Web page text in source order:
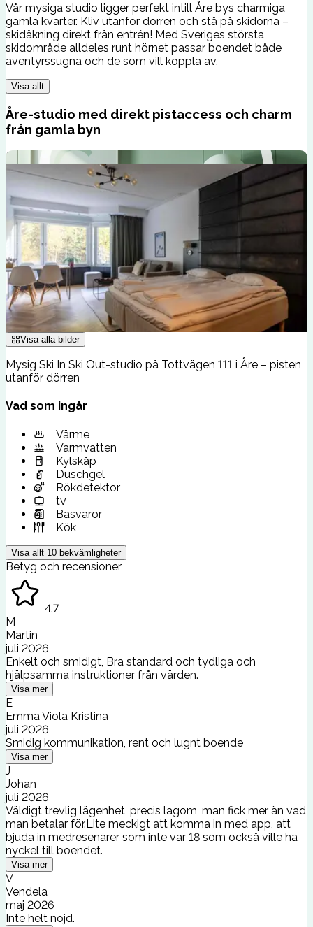
Vår mysiga studio ligger perfekt intill Åre bys charmiga
gamla kvarter. Kliv utanför dörren och stå på skidorna –
skidåkning direkt från entrén! Med Sveriges största
skidområde alldeles runt hörnet passar boendet både
äventyrssugna och de som vill koppla av.
Visa allt
Åre-studio med direkt pistaccess och charm
från gamla byn
Visa alla bilder
Mysig Ski In Ski Out-studio på Tottvägen 111 i Åre – pisten
utanför dörren
Vad som ingår
Värme
Varmvatten
Kylskåp
Duschgel
Rökdetektor
tv
Basvaror
Kök
Visa allt 10 bekvämligheter
Betyg och recensioner
4.7
M
Martin
juli 2026
Enkelt och smidigt, Bra standard och tydliga och
hjälpsamma instruktioner från värden.
Visa mer
E
Emma Viola Kristina
juli 2026
Smidig kommunikation, rent och lugnt boende
Visa mer
J
Johan
juli 2026
Väldigt trevlig lägenhet, precis lagom, man fick mer än vad
man betalar för.Lite meckigt att komma in med app, att
bjuda in medresenärer som inte var 18 som också ville ha
nyckel till boendet.
Visa mer
V
Vendela
maj 2026
Inte helt nöjd.